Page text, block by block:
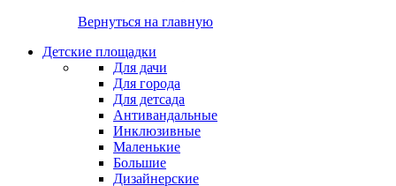
Вернуться на главную
Детские площадки
Для дачи
Для города
Для детсада
Антивандальные
Инклюзивные
Маленькие
Большие
Дизайнерские